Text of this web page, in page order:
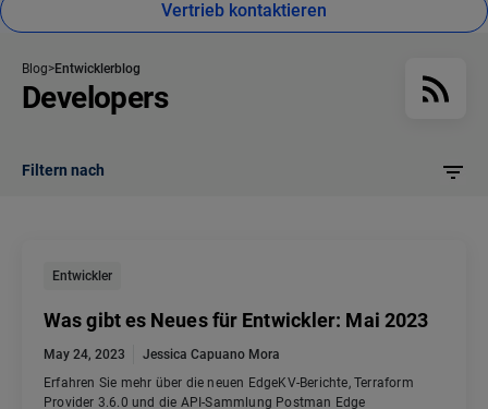
Vertrieb kontaktieren
Blog Entwicklerblog
Developers
Filtern nach
Entwickler
Was gibt es Neues für Entwickler: Mai 2023
May 24, 2023
Jessica Capuano Mora
Erfahren Sie mehr über die neuen EdgeKV-Berichte, Terraform
Provider 3.6.0 und die API-Sammlung Postman Edge